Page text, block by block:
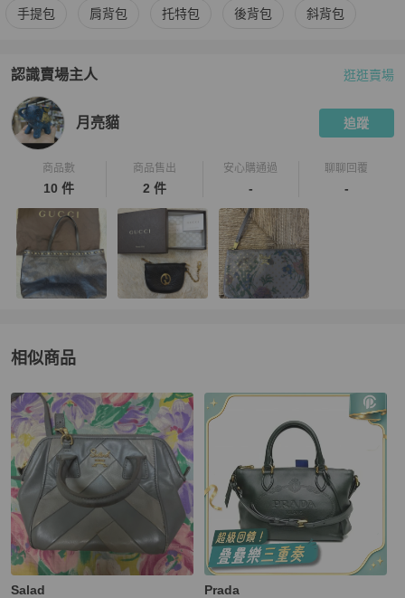
更多Salad 女包相似商品推薦
手提包 肩背包 托特包 後背包 斜背包
認識賣場主人
PopChill 拍拍圈嚴選賣家
逛逛賣場
月亮貓 追蹤
商品數
10 件
商品售出
2 件
安心購通過
-
聊聊回覆
-
相似商品
更多相似Salad女包推薦精品
Salad Prada